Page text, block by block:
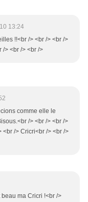
13:24
!!<br /> <br /> <br />
/> <br /> <br />
comme elle le
/> <br /> <br />
<br /> Cricri<br /> <br />
ma Cricri !<br />